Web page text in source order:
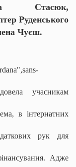
Стасюк,
Руденського
Чуєш.
учасникам
в інтернатних
рук для
Адже